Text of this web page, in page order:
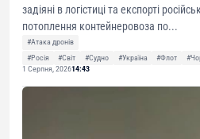
задіяні в логістиці та експорті
потоплення контейнеровоза по...
#Атака дронів
#Росія
#Світ #Судно #Україна #Флот
1 Серпня, 202614:43